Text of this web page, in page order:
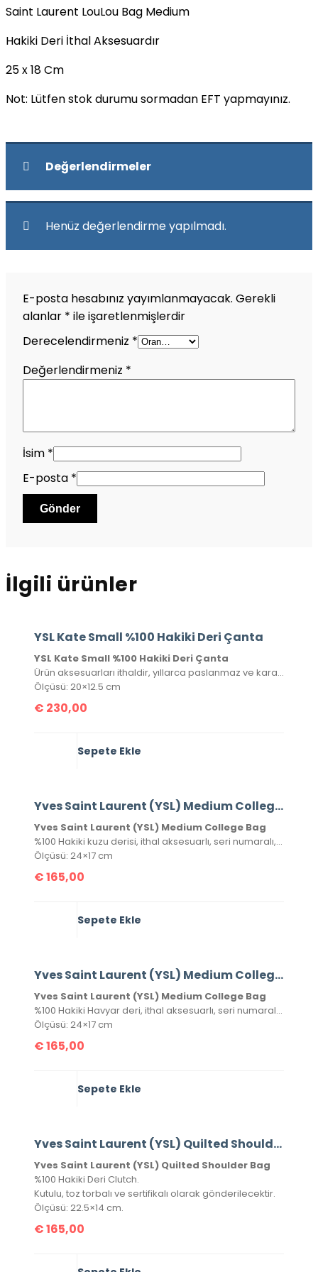
Saint Laurent LouLou Bag Medium
Hakiki Deri İthal Aksesuardır
25 x 18 Cm
Not: Lütfen stok durumu sormadan EFT yapmayınız.
Değerlendirmeler
Henüz değerlendirme yapılmadı.
E-posta hesabınız yayımlanmayacak. Gerekli
alanlar * ile işaretlenmişlerdir
Derecelendirmeniz *
Değerlendirmeniz *
İsim *
E-posta *
İlgili ürünler
YSL Kate Small %100 Hakiki Deri Çanta
YSL Kate Small %100 Hakiki Deri Çanta
Ürün aksesuarları ithaldir, yıllarca paslanmaz ve kararmaz. Yüksek kalite roys deriden üretilmiştir, tüm metal aksamlarında Saint Laurent yazısı mevcuttur. Kutulu, toz torbalı ve sertifikalı olarak gönderilecektir.
Ölçüsü: 20×12.5 cm
€ 230,00
Sepete Ekle
Yves Saint Laurent (YSL) Medium College Bag
Yves Saint Laurent (YSL) Medium College Bag
%100 Hakiki kuzu derisi, ithal aksesuarlı, seri numaralı, kutulu, toz torbalı ve sertifikalı olarak gönderilecektir.
Ölçüsü: 24×17 cm
€165,00
Sepete Ekle
Yves Saint Laurent (YSL) Medium College Bag Havyar Deri
Yves Saint Laurent (YSL) Medium College Bag
%100 Hakiki Havyar deri, ithal aksesuarlı, seri numaralı, kutulu, toz torbalı ve sertifikalı olarak gönderilecektir.
Ölçüsü: 24×17 cm
€165,00
Sepete Ekle
Yves Saint Laurent (YSL) Quilted Shoulder Bag
Yves Saint Laurent (YSL) Quilted Shoulder Bag
%100 Hakiki Deri Clutch.
Kutulu, toz torbalı ve sertifikalı olarak gönderilecektir.
Ölçüsü: 22.5×14 cm.
€165,00